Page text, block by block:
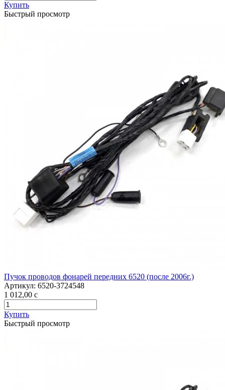
Купить
Быстрый просмотр
Пучок проводов фонарей передних 6520 (после 2006г.)
Артикул: 6520-3724548
1 012,00 c
Купить
Быстрый просмотр